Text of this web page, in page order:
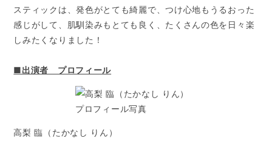
スティックは、発色がとても綺麗で、つけ心地もうるおった
感じがして、肌馴染みもとても良く、たくさんの色を日々楽
しみたくなりました！
■出演者 プロフィール
高梨 臨（たかなし りん）